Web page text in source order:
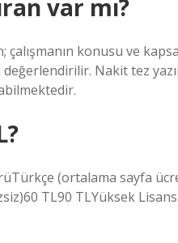
var mı?
konusu ve
Nakit tez
(ortalama sayfa
TL90 TLYüksek